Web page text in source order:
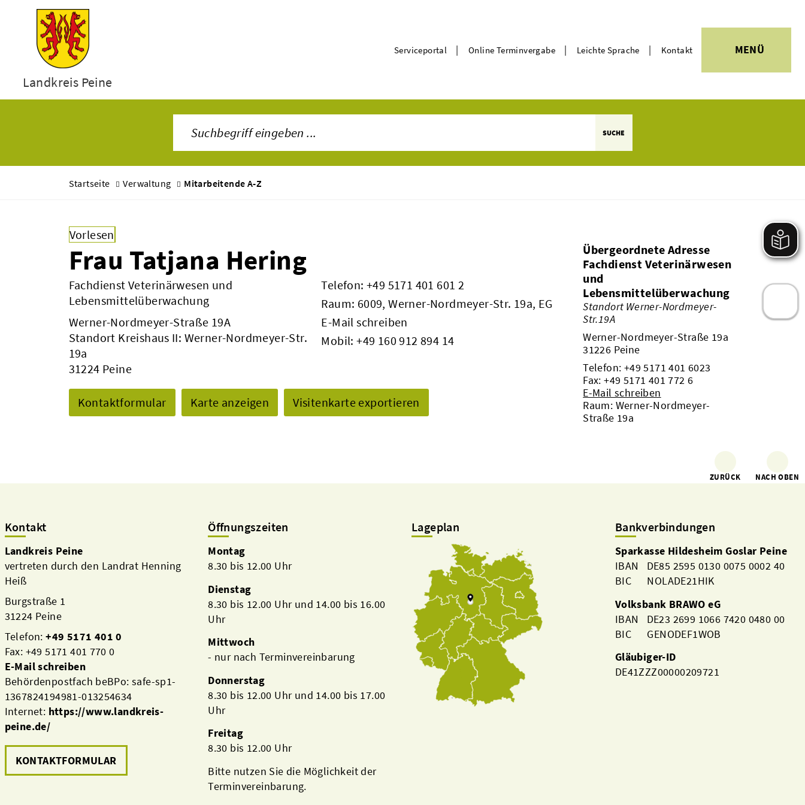
Landkreis Peine
Serviceportal | Online Terminvergabe | Leichte Sprache | Kontakt MENÜ
SUCHE
Startseite Verwaltung Mitarbeitende A-Z
Vorlesen
Frau Tatjana Hering
Fachdienst Veterinärwesen und
Lebensmittelüberwachung
Werner-Nordmeyer-Straße 19A
Standort Kreishaus II: Werner-Nordmeyer-Str.
19a
31224 Peine
Telefon: +49 5171 401 601 2
Raum: 6009, Werner-Nordmeyer-Str. 19a, EG
E-Mail schreiben
Mobil:+49 160 912 894 14
Kontaktformular Karte anzeigen Visitenkarte exportieren
Übergeordnete Adresse
Fachdienst Veterinärwesen
und
Lebensmittelüberwachung
Standort Werner-Nordmeyer-
Str.19A
Werner-Nordmeyer-Straße 19a
31226 Peine
Telefon: +49 5171 401 6023
Fax: +49 5171 401 772 6
E-Mail schreiben
Raum: Werner-Nordmeyer-
Straße 19a
ZURÜCK NACH OBEN
Kontakt
Landkreis Peine
vertreten durch den Landrat Henning
Heiß
Burgstraße 1
31224 Peine
Telefon:+49 5171 401 0
Fax: +49 5171 401 770 0
E-Mail schreiben
Behördenpostfach beBPo: safe-sp1-
1367824194981-013254634
Internet: https://www.landkreis-
peine.de/
KONTAKTFORMULAR
Öffnungszeiten
Montag
8.30 bis 12.00 Uhr
Dienstag
8.30 bis 12.00 Uhr und 14.00 bis 16.00
Uhr
Mittwoch
- nur nach Terminvereinbarung
Donnerstag
8.30 bis 12.00 Uhr und 14.00 bis 17.00
Uhr
Freitag
8.30 bis 12.00 Uhr
Bitte nutzen Sie die Möglichkeit der
Terminvereinbarung.
Lageplan Bankverbindungen
Sparkasse Hildesheim Goslar Peine
IBAN DE85 2595 0130 0075 0002 40
BIC NOLADE21HIK
Volksbank BRAWO eG
IBAN DE23 2699 1066 7420 0480 00
BIC GENODEF1WOB
Gläubiger-ID
DE41ZZZ00000209721